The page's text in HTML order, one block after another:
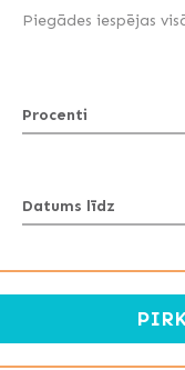
Piegādes iespējas
Procenti
Datums līdz